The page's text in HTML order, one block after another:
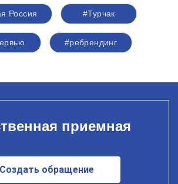
Россия #Турчак
#ребрендинг
приемная
Создать обращение